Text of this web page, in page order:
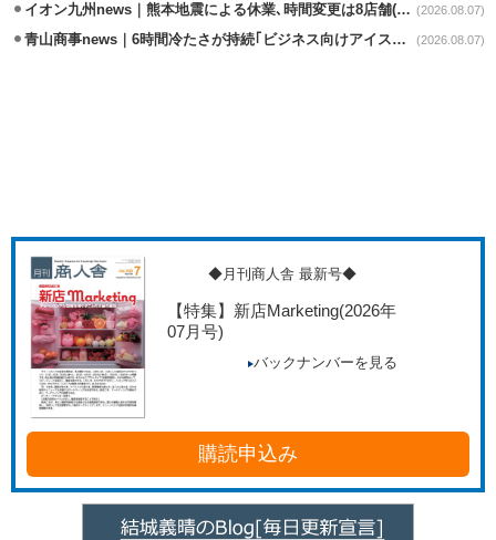
イオン九州news｜熊本地震による休業､時間変更は8店舗(8/7時点) (2026.08.07)
青山商事news｜6時間冷たさが持続｢ビジネス向けアイスベスト｣発売 (2026.08.07)
◆月刊商人舎 最新号◆
【特集】新店Marketing(2026年
07月号)
バックナンバーを見る
購読申込み